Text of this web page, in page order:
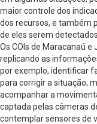
maior controle dos
dos recursos, e também
de eles serem
Os COIs de Maracanaú
replicando as
por exemplo, identificar
para corrigir a situação;
acompanhar a
captada pelas câmeras
contemplar sensores de